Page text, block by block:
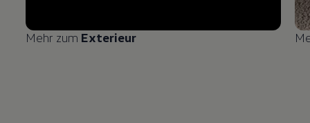
Mehr zum Exterieur